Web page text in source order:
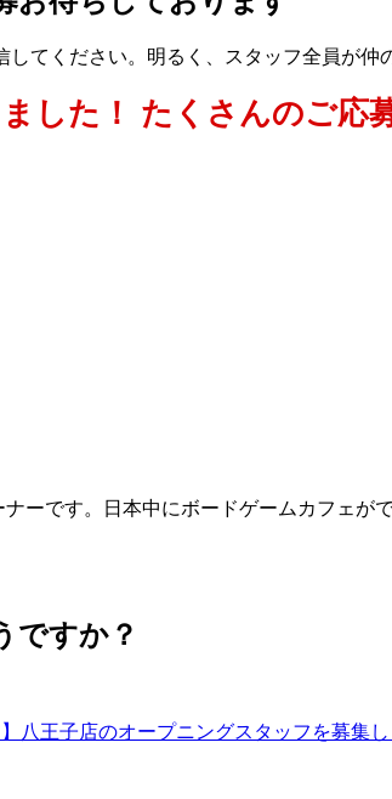
してください。明るく、スタッフ全員が
した！ たくさんのご応
ナーです。日本中にボードゲームカフェが
ですか？
】八王子店のオープニングスタッフを募集